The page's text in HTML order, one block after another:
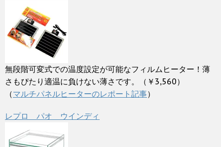
無段階可変式での温度設定が可能なフィルムヒーター！薄
さもぴたり適温に負けない薄さです。（￥3,560）
（マルチパネルヒーターのレポート記事）
レプロ パオ ウインディ